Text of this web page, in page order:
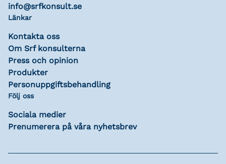
info@srfkonsult.se
Länkar
Kontakta oss
Om Srf konsulterna
Press och opinion
Produkter
Personuppgiftsbehandling
Följ oss
Sociala medier
Prenumerera på våra nyhetsbrev